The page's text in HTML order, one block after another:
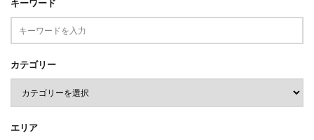
キーワード
カテゴリー
エリア